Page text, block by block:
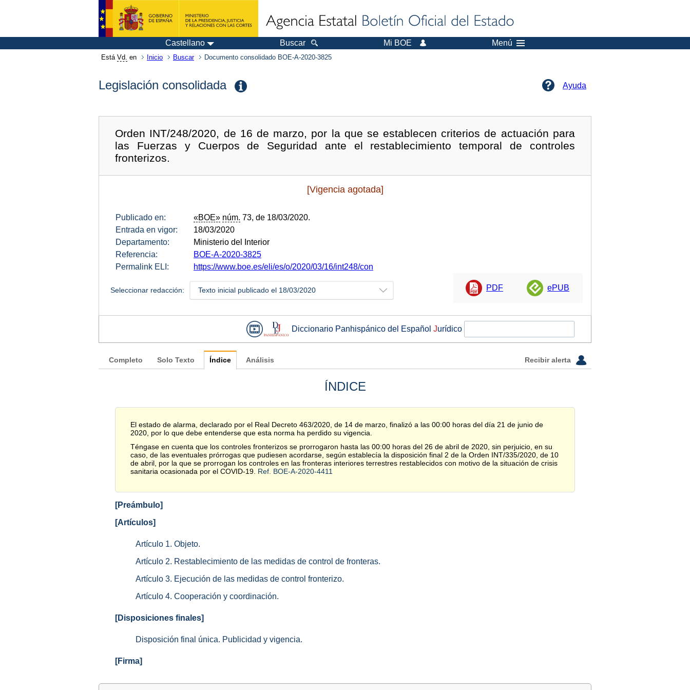
Castellano Buscar Mi BOE Menú
Está Vd. en Inicio Buscar Documento consolidado BOE-A-2020-3825
Legislación consolidada Ayuda
Orden INT/248/2020, de 16 de marzo, por la que se establecen criterios de actuación para
las Fuerzas y Cuerpos de Seguridad ante el restablecimiento temporal de controles
fronterizos.
[Vigencia agotada]
Publicado en: «BOE» núm. 73, de 18/03/2020.
Entrada en vigor:
18/03/2020
Departamento:
Ministerio del Interior
Referencia:
BOE-A-2020-3825
Permalink ELI:
https://www.boe.es/eli/es/o/2020/03/16/int248/con
Seleccionar redacción: Texto inicial publicado el 18/03/2020 PDF ePUB
Diccionario Panhispánico del Español Jurídico
Completo Solo Texto Índice Análisis Recibir alerta
ÍNDICE
El estado de alarma, declarado por el Real Decreto 463/2020, de 14 de marzo, finalizó a las 00:00 horas del día 21 de junio de
2020, por lo que debe entenderse que esta norma ha perdido su vigencia.
Téngase en cuenta que los controles fronterizos se prorrogaron hasta las 00:00 horas del 26 de abril de 2020, sin perjuicio, en su
caso, de las eventuales prórrogas que pudiesen acordarse, según establecía la disposición final 2 de la Orden INT/335/2020, de 10
de abril, por la que se prorrogan los controles en las fronteras interiores terrestres restablecidos con motivo de la situación de crisis
sanitaria ocasionada por el COVID-19. Ref. BOE-A-2020-4411
[Preámbulo]
[Artículos]
Artículo 1. Objeto.
Artículo 2. Restablecimiento de las medidas de control de fronteras.
Artículo 3. Ejecución de las medidas de control fronterizo.
Artículo 4. Cooperación y coordinación.
[Disposiciones finales]
Disposición final única. Publicidad y vigencia.
[Firma]